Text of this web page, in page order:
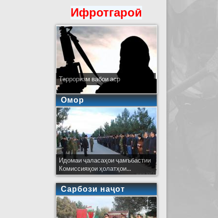
Ифротгароӣ
Терроризм вабои аср
Омор
Идомаи ҷаласаҳои ҷамъбастии
Комиссияҳои ҳолатҳои...
Сарбози наҷот